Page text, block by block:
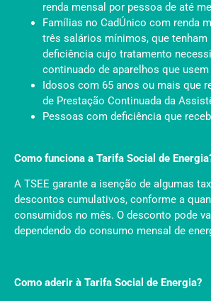
renda mensal por pessoa de até
Famílias no CadÚnico com renda
três salários mínimos, que
deficiência cujo tratamento
continuado de aparelhos que
Idosos com 65 anos ou mais que
de Prestação Continuada da
Pessoas com deficiência que
Como funciona a Tarifa Social de
A TSEE garante a isenção de algumas
descontos cumulativos, conforme a
consumidos no mês. O desconto pode
dependendo do consumo mensal de
Como aderir à Tarifa Social de Energia?